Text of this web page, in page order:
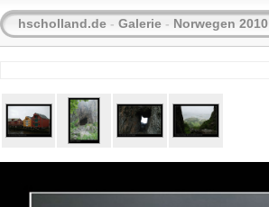
hscholland.de - Galerie - Norwegen 2010